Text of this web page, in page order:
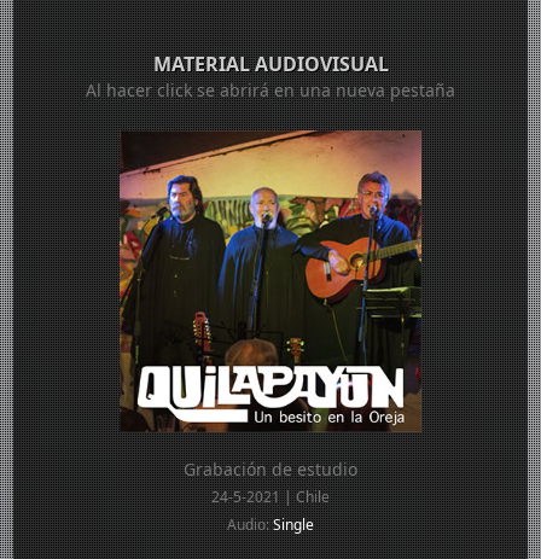
MATERIAL AUDIOVISUAL
Al hacer click se abrirá en una nueva pestaña
Grabación de estudio
24-5-2021 | Chile
Audio:Single